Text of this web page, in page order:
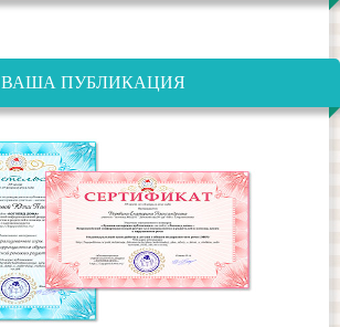
ВАША ПУБЛИКАЦИЯ